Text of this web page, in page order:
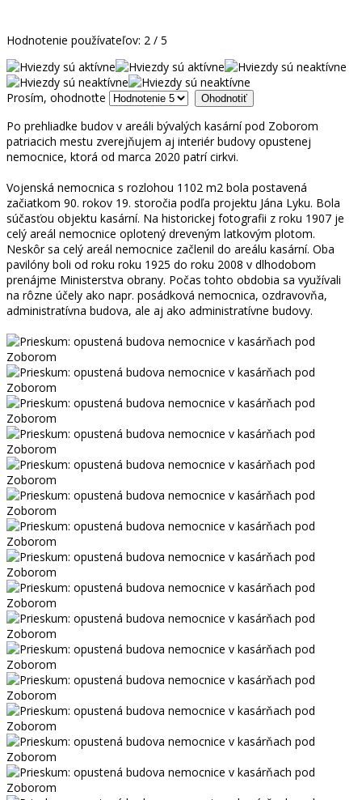
Hodnotenie používateľov: 2 / 5
Prosím, ohodnoťte
Po prehliadke budov v areáli bývalých kasární pod Zoborom
patriacich mestu zverejňujem aj interiér budovy opustenej
nemocnice, ktorá od marca 2020 patrí cirkvi.
Vojenská nemocnica s rozlohou 1102 m2 bola postavená
začiatkom 90. rokov 19. storočia podľa projektu Jána Lyku. Bola
súčasťou objektu kasární. Na historickej fotografii z roku 1907 je
celý areál nemocnice oplotený dreveným latkovým plotom.
Neskôr sa celý areál nemocnice začlenil do areálu kasární. Oba
pavilóny boli od roku roku 1925 do roku 2008 v dlhodobom
prenájme Ministerstva obrany. Počas tohto obdobia sa využívali
na rôzne účely ako napr. posádková nemocnica, ozdravovňa,
administratívna budova, ale aj ako administratívne budovy.